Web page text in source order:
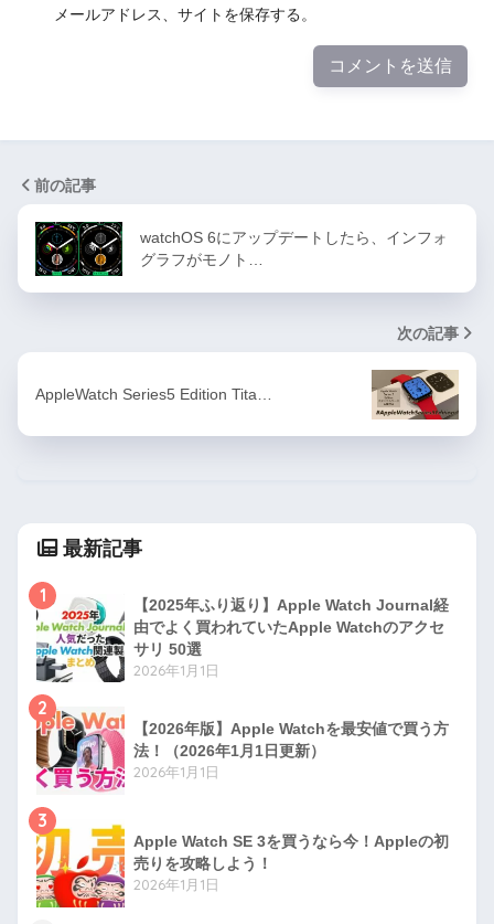
メールアドレス、サイトを保存する。
前の記事
watchOS 6にアップデートしたら、インフォ
グラフがモノト…
次の記事
AppleWatch Series5 Edition Tita…
最新記事
1
【2025年ふり返り】Apple Watch Journal経
由でよく買われていたApple Watchのアクセ
サリ 50選
2026年1月1日
2
【2026年版】Apple Watchを最安値で買う方
法！（2026年1月1日更新）
2026年1月1日
3
Apple Watch SE 3を買うなら今！Appleの初
売りを攻略しよう！
2026年1月1日